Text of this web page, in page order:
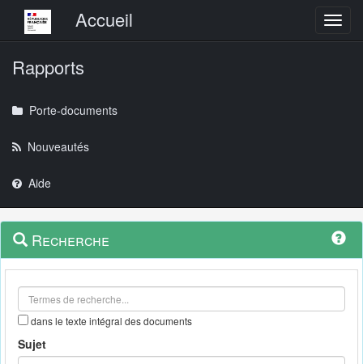
Menu principalAccueil
Rapports
Porte-documents
Nouveautés
Aide
Navigation
outils
Menu
contextuel
Recherche
dans le texte intégral des documents
Sujet